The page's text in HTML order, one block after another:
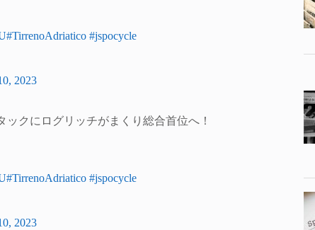
#TirrenoAdriatico #jspocycle
2023
クにログリッチがまくり総合首位へ！
#TirrenoAdriatico #jspocycle
2023